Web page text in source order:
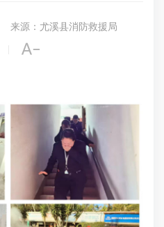
来源：尤溪县消防救援局
